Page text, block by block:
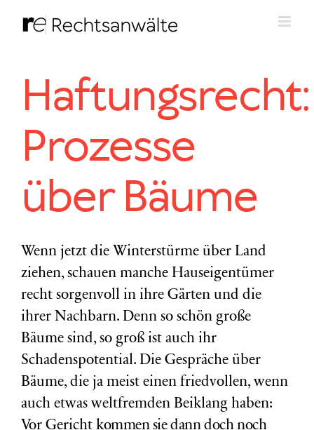
Inhalt
Haftungsrecht:
Prozesse
über Bäume
Wenn jetzt die Winterstürme über Land
ziehen, schauen manche Hauseigentümer
recht sorgenvoll in ihre Gärten und die
ihrer Nachbarn. Denn so schön große
Bäume sind, so groß ist auch ihr
Schadenspotential. Die Gespräche über
Bäume, die ja meist einen friedvollen, wenn
auch etwas weltfremden Beiklang haben:
Vor Gericht kommen siedann doch noch